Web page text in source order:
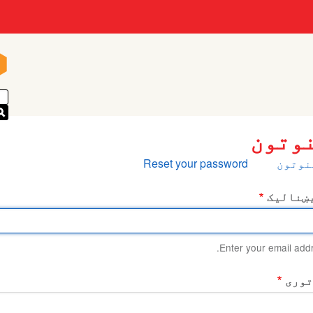
Reset your password
Enter your email